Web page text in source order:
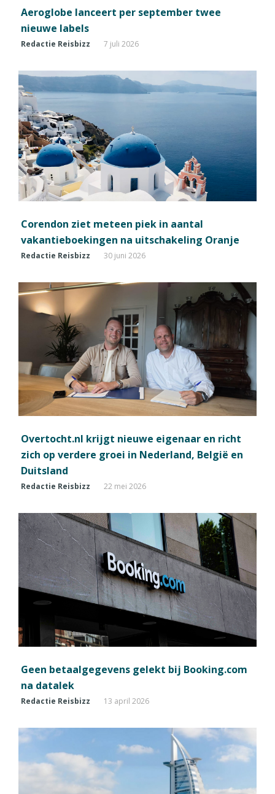
Aeroglobe lanceert per september twee
nieuwe labels
Redactie Reisbizz 7 juli 2026
Corendon ziet meteen piek in aantal
vakantieboekingen na uitschakeling Oranje
Redactie Reisbizz 30 juni 2026
Overtocht.nl krijgt nieuwe eigenaar en richt
zich op verdere groei in Nederland, België en
Duitsland
Redactie Reisbizz 22 mei 2026
Geen betaalgegevens gelekt bij Booking.com
na datalek
Redactie Reisbizz 13 april 2026